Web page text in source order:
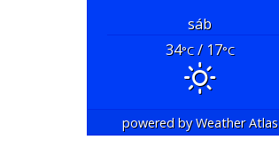
sáb
34°C/ 17°C
powered byWeather Atlas